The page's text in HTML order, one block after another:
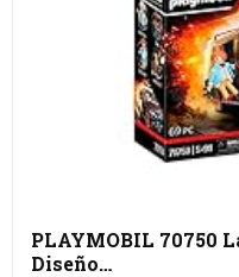
PLAYMOBIL 70750
Diseño…